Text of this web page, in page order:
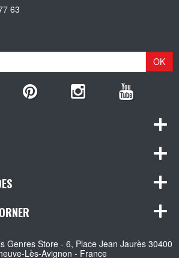
63
OK
Genres Store - 6, Place Jean Jaurès 30400
Lès-Avignon - France